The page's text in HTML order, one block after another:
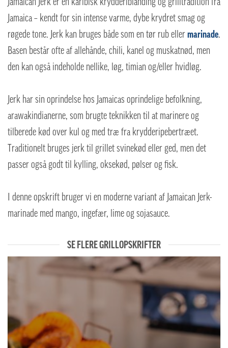
Jamaica – kendt for sin intense varme, dybe krydret smag og
røgede tone. Jerk kan bruges både som en tør rub ellermarinade.
Basen består ofte af allehånde, chili, kanel og muskatnød, men
den kan også indeholde nellike, løg, timian og/eller hvidløg.
Jerk har sin oprindelse hos Jamaicas oprindelige befolkning,
arawakindianerne, som brugte teknikken til at marinere og
tilberede kød over kul og med træ fra krydderipebertræet.
Traditionelt bruges jerk til grillet svinekød eller ged, men det
passer også godt til kylling, oksekød, pølser og fisk.
I denne opskrift bruger vi en moderne variant af Jamaican Jerk-
marinade med mango, ingefær, lime og sojasauce.
SE FLERE GRILLOPSKRIFTER